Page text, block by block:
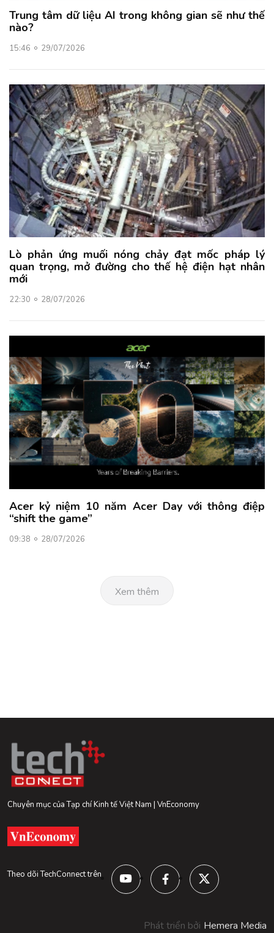
Trung tâm dữ liệu AI trong không gian sẽ như thế
nào?
15:46 29/07/2026
Lò phản ứng muối nóng chảy đạt mốc pháp lý
quan trọng, mở đường cho thế hệ điện hạt nhân
mới
22:30 28/07/2026
Acer kỷ niệm 10 năm Acer Day với thông điệp
“shift the game”
09:38 28/07/2026
Xem thêm
Chuyên mục của Tạp chí Kinh tế Việt Nam | VnEconomy
Theo dõi TechConnect trên
Phát triển bởi Hemera Media